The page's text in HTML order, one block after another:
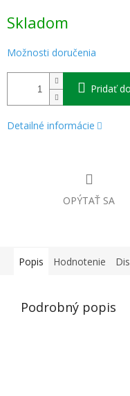
cena:
Skladom
Možnosti doručenia
Pridať
Detailné informácie
OPÝTAŤ SA
Popis Hodnotenie
Podrobný popis